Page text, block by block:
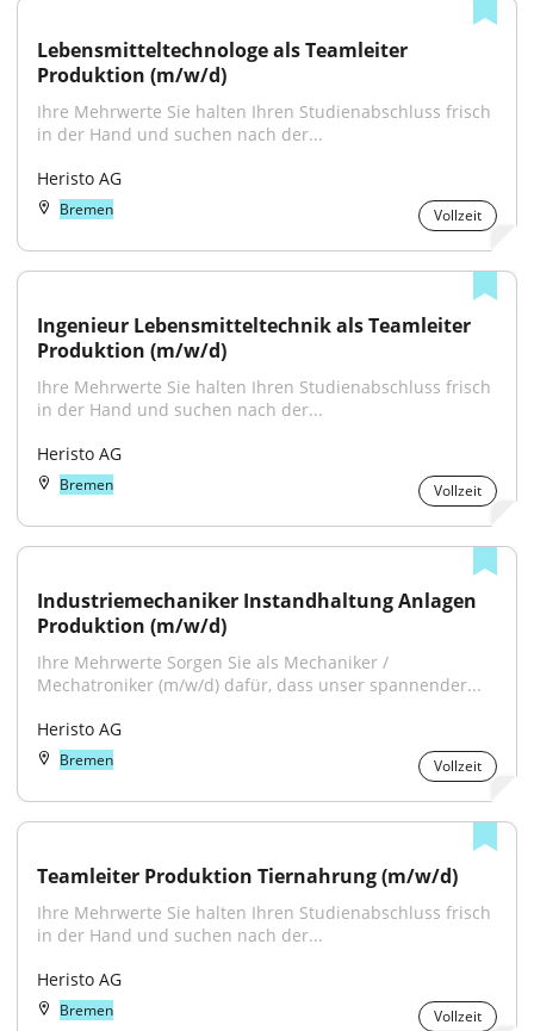
Lebensmitteltechnologe als Teamleiter
Produktion (m/w/d)
Ihre Mehrwerte Sie halten Ihren Studienabschluss frisch
in der Hand und suchen nach der...
Heristo AG
Bremen Vollzeit
Ingenieur Lebensmitteltechnik als Teamleiter
Produktion (m/w/d)
Ihre Mehrwerte Sie halten Ihren Studienabschluss frisch
in der Hand und suchen nach der...
Heristo AG
Bremen Vollzeit
Industriemechaniker Instandhaltung Anlagen
Produktion (m/w/d)
Ihre Mehrwerte Sorgen Sie als Mechaniker /
Mechatroniker (m/w/d) dafür, dass unser spannender...
Heristo AG
Bremen Vollzeit
Teamleiter Produktion Tiernahrung (m/w/d)
Ihre Mehrwerte Sie halten Ihren Studienabschluss frisch
in der Hand und suchen nach der...
Heristo AG
Bremen Vollzeit